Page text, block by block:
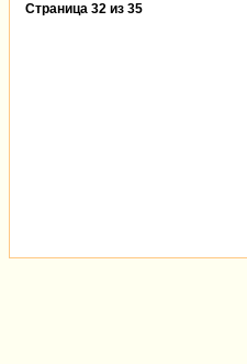
Страница 32 из 35